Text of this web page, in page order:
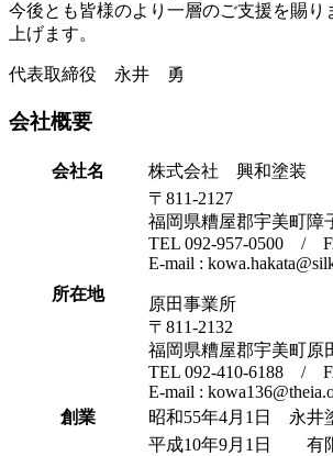
今後とも皆様のより一層のご支援を賜り
上げます。
代表取締役 永井 勇
会社概要
会社名 株式会社 興和塗装
所在地
〒811-2127
福岡県糟屋郡宇美町障
TEL 092-957-0500 /
E-mail :
原田事業所
〒811-2132
福岡県糟屋郡宇美町原
TEL 092-410-6188 /
E-mail :
創業
昭和55年4月1日 永井
平成10年9月1日 有